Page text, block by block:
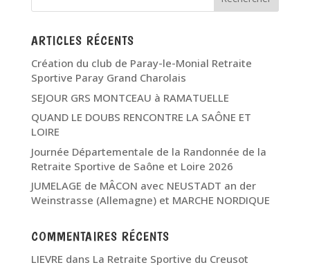
ARTICLES RÉCENTS
Création du club de Paray-le-Monial Retraite
Sportive Paray Grand Charolais
SEJOUR GRS MONTCEAU à RAMATUELLE
QUAND LE DOUBS RENCONTRE LA SAÔNE ET
LOIRE
Journée Départementale de la Randonnée de la
Retraite Sportive de Saône et Loire 2026
JUMELAGE de MÂCON avec NEUSTADT an der
Weinstrasse (Allemagne) et MARCHE NORDIQUE
COMMENTAIRES RÉCENTS
LIEVRE dans La Retraite Sportive du Creusot